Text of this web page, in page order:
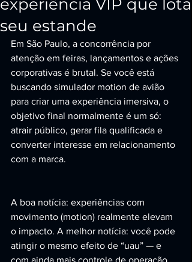
experiência VIP que lota
seu estande
Em São Paulo, a concorrência por
atenção em feiras, lançamentos e ações
corporativas é brutal. Se você está
buscando simulador motion de avião
para criar uma experiência imersiva, o
objetivo final normalmente é um só:
atrair público, gerar fila qualificada e
converter interesse em relacionamento
com a marca.
A boa notícia: experiências com
movimento (motion) realmente elevam
o impacto. A melhor notícia: você pode
atingir o mesmo efeito de “uau” — e
com ainda mais controle de operação,